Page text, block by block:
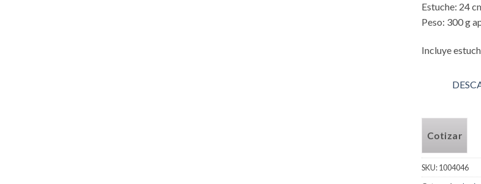
Estuche: 24
Peso: 300 g
Incluye
Cotizar
SKU:1004046